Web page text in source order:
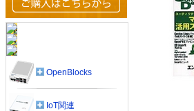
OpenBlocks
IoT関連